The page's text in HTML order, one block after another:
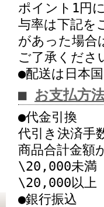
ポイント1円
与率は下記を
があった場合
ご了承くださ
●配送は日本
■ お支払方
●代金引換
代引き決済手
商品合計金額
\20,000未
\20,000以
●銀行振込